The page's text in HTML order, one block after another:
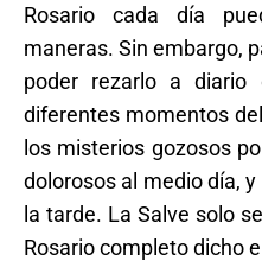
Rosario cada día
maneras. Sin embargo,
poder rezarlo a diario
diferentes momentos
los misterios gozosos
dolorosos al medio día,
la tarde. La Salve solo
Rosario completo dicho